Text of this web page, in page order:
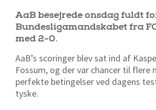
AaB besejrede onsdag fuldt
Bundesligamandskabet fra
med 2-0.
AaB’s scoringer blev sat ind af
Fossum, og der var chancer til flere
perfekte betingelser ved dagens
tyske.